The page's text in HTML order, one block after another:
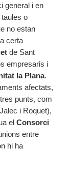
general i en
o
no estan
certa
de Sant
empresaris i
la Plana.
afectats,
punts, com
i Roquet),
el Consorci
entre
hi ha